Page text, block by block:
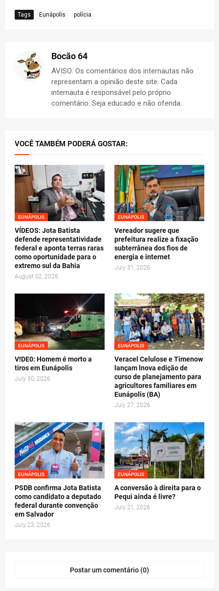
Tags Eunápolis polícia
Bocão 64
AVISO: Os comentários dos internautas não
representam a opinião deste site. Cada
internauta é responsável pelo próprio
comentário. Seja educado e não ofenda.
VOCÊ TAMBÉM PODERÁ GOSTAR:
EUNÁPOLIS
VÍDEOS: Jota Batista
defende representatividade
federal e aponta terras raras
como oportunidade para o
extremo sul da Bahia
August 02, 2026
EUNÁPOLIS
Vereador sugere que
prefeitura realize a fixação
subterrânea dos fios de
energia e internet
July 31, 2026
EUNÁPOLIS
V!DE0: Homem é morto a
tiros em Eunápolis
July 30, 2026
EUNÁPOLIS
Veracel Celulose e Timenow
lançam lnova edição de
curso de planejamento para
agricultores familiares em
Eunápolis (BA)
July 27, 2026
EUNÁPOLIS
PSDB confirma Jota Batista
como candidato a deputado
federal durante convenção
em Salvador
July 23, 2026
EUNÁPOLIS
A conversão à direita para o
Pequi ainda é livre?
July 21, 2026
Postar um comentário (0)